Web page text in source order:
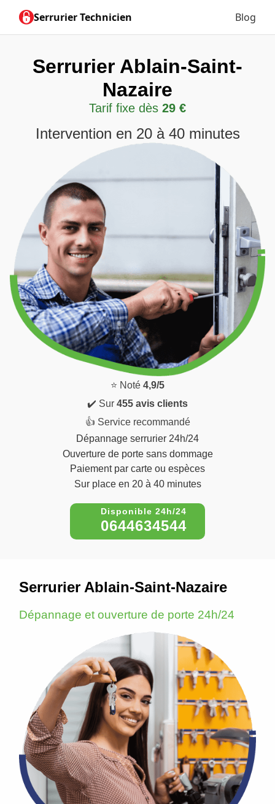
Serrurier Technicien Blog
Serrurier Ablain-Saint-
Nazaire
Tarif fixe dès 29 €
Intervention en 20 à 40 minutes
⭐ Noté 4,9/5
✔️ Sur 455 avis clients
👍 Service recommandé
Dépannage serrurier 24h/24
Ouverture de porte sans dommage
Paiement par carte ou espèces
Sur place en 20 à 40 minutes
0644634544
Serrurier Ablain-Saint-Nazaire
Dépannage et ouverture de porte 24h/24